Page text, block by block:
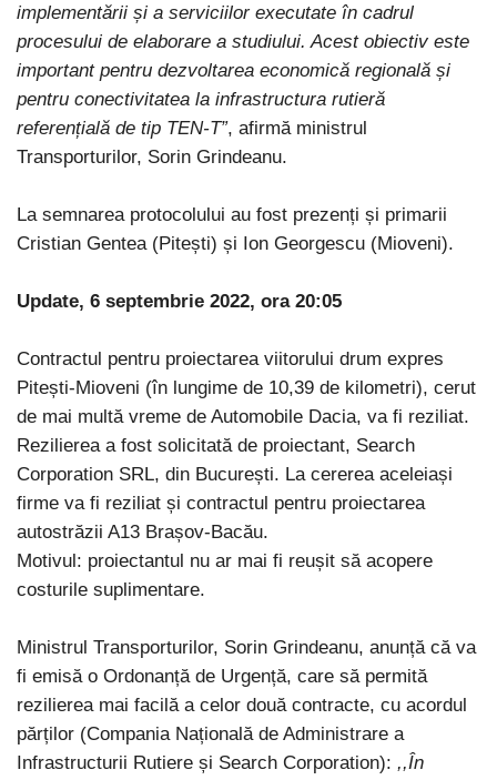
implementării și a serviciilor executate în cadrul
procesului de elaborare a studiului. Acest obiectiv este
important pentru dezvoltarea economică regională și
pentru conectivitatea la infrastructura rutieră
referențială de tip TEN-T”, afirmă ministrul
Transporturilor, Sorin Grindeanu.
La semnarea protocolului au fost prezenți și primarii
Cristian Gentea (Pitești) și Ion Georgescu (Mioveni).
Update, 6 septembrie 2022, ora 20:05
Contractul pentru proiectarea viitorului drum expres
Pitești-Mioveni (în lungime de 10,39 de kilometri), cerut
de mai multă vreme de Automobile Dacia, va fi reziliat.
Rezilierea a fost solicitată de proiectant, Search
Corporation SRL, din București. La cererea aceleiași
firme va fi reziliat și contractul pentru proiectarea
autostrăzii A13 Brașov-Bacău.
Motivul: proiectantul nu ar mai fi reușit să acopere
costurile suplimentare.
Ministrul Transporturilor, Sorin Grindeanu, anunță că va
fi emisă o Ordonanță de Urgență, care să permită
rezilierea mai facilă a celor două contracte, cu acordul
părților (Compania Națională de Administrare a
Infrastructurii Rutiere și Search Corporation): ,,În